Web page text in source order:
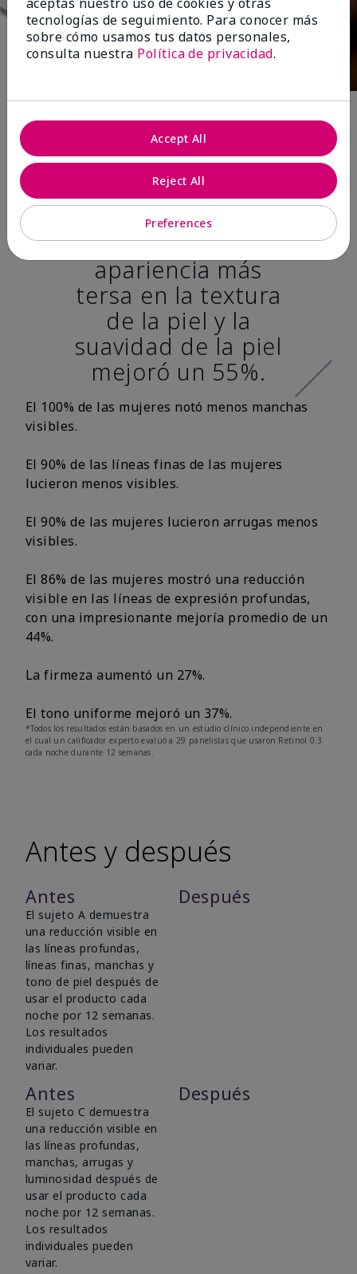
Después de 12
semanas:*
100% de las
mujeres tuvo una
apariencia más
tersa en la textura
de la piel y la
suavidad de la piel
mejoró un 55%.
El 100% de las mujeres notó menos manchas
visibles.
El 90% de las líneas finas de las mujeres
lucieron menos visibles.
El 90% de las mujeres lucieron arrugas menos
visibles.
El 86% de las mujeres mostró una reducción
visible en las líneas de expresión profundas,
con una impresionante mejoría promedio de un
44%.
La firmeza aumentó un 27%.
El tono uniforme mejoró un 37%.
*Todos los resultados están basados en un estudio clínico independiente en
el cual un calificador experto evaluó a 29 panelistas que usaron Retinol 0.3
cada noche durante 12 semanas.
Antes y después
Antes Después
El sujeto A demuestra
una reducción visible en
las líneas profundas,
líneas finas, manchas y
tono de piel después de
usar el producto cada
noche por 12 semanas.
Los resultados
individuales pueden
variar.
Antes Después
El sujeto C demuestra
una reducción visible en
las líneas profundas,
manchas, arrugas y
luminosidad después de
usar el producto cada
noche por 12 semanas.
Los resultados
individuales pueden
variar.
tecnologías de seguimiento. Para conocer más
sobre cómo usamos tus datos personales,
consulta nuestra Política de privacidad.
Preferences
Reject All
Accept All